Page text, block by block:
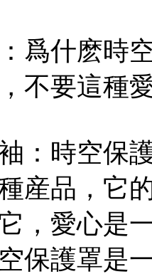
爲什麽時
不要這種
：時空保
産品，它
，愛心是
保護罩是